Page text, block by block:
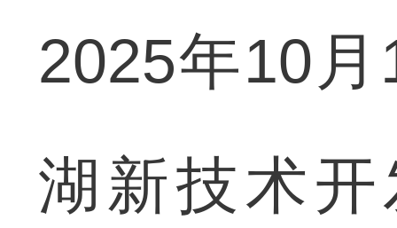
2025年10
湖新技术